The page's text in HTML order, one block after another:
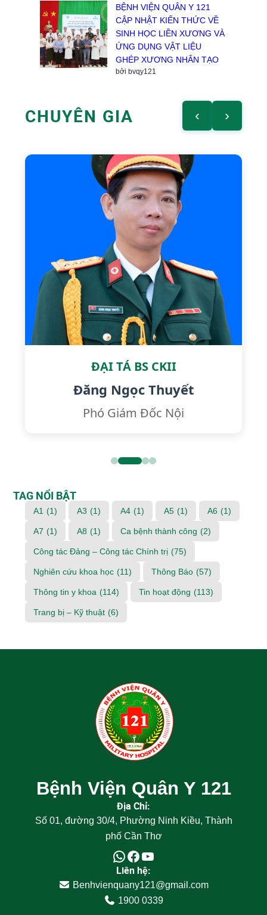
BỆNH VIỆN QUÂN Y 121
CẬP NHẬT KIẾN THỨC VỀ
SINH HỌC LIỀN XƯƠNG VÀ
ỨNG DỤNG VẬT LIỆU
GHÉP XƯƠNG NHÂN TẠO
bởi bvqy121
CHUYÊN GIA ‹ ›
ĐẠI TÁ BS CKII
Đăng Ngọc Thuyết
Phó Giám Đốc Nội
TAG NỔI BẬT
A1 (1) A3 (1) A4 (1) A5 (1) A6 (1)
A7 (1) A8 (1) Ca bệnh thành công (2)
Công tác Đảng – Công tác Chính trị (75)
Nghiên cứu khoa học (11) Thông Báo (57)
Thông tin y khoa (114) Tin hoạt động (113)
Trang bị – Kỹ thuật (6)
Bệnh Viện Quân Y 121
Địa Chỉ:
Số 01, đường 30/4, Phường Ninh Kiều, Thành
phố Cần Thơ
Liên hệ:
Benhvienquany121@gmail.com
1900 0339